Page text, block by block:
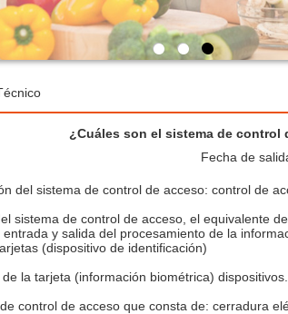
¿Cuáles son el sistema de
Fecha de
del sistema de control de acceso: control de
sistema de control de acceso, el equivalente
y salida del procesamiento de la
(dispositivo de identificación)
la tarjeta (información biométrica) dispositivos.
control de acceso que consta de: cerradura